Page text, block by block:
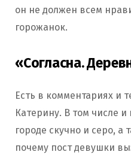
он не должен всем
горожанок.
«Согласна.
Есть в комментариях и
Катерину. В том числе
городе скучно и серо, а
почему пост девушки